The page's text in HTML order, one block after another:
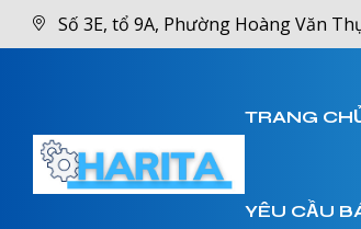
Số 3E, tổ 9A, Phường Hoàng Văn
TRANG
YÊU CẦU